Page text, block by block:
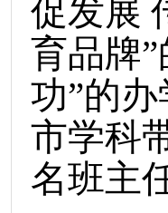
促发展
育品牌
功”的
市学科
名班主